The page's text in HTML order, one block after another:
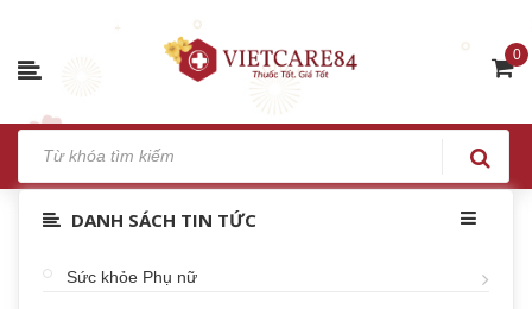
0
DANH SÁCH TIN TỨC
Sức khỏe Phụ nữ